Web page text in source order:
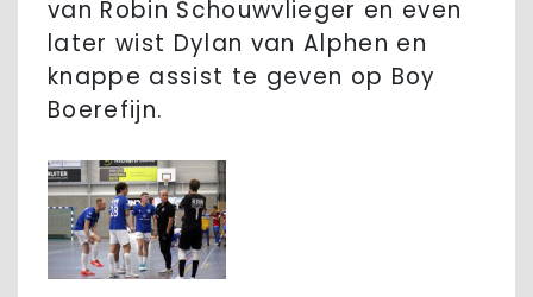
van Robin Schouwvlieger en even
later wist Dylan van Alphen en
knappe assist te geven op Boy
Boerefijn.